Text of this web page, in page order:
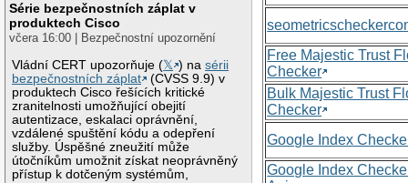
Série bezpečnostních záplat v
produktech Cisco
včera 16:00 | Bezpečnostní upozornění
Vládní CERT upozorňuje (𝕏 ) nasérii
bezpečnostních záplat
(CVSS 9.9) v
produktech Cisco řešících kritické
zranitelnosti umožňující obejití
autentizace, eskalaci oprávnění,
vzdálené spuštění kódu a odepření
služby. Úspěšné zneužití může
útočníkům umožnit získat neoprávněný
přístup k dotčeným systémům,
Free Majestic Trust
Checker
Bulk Majestic Trust
Checker
Google Index
Google Index